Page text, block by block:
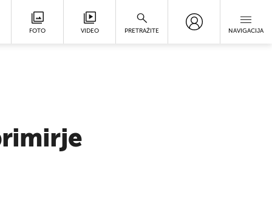
FOTO VIDEO PRETRAŽITE NAVIGACIJA